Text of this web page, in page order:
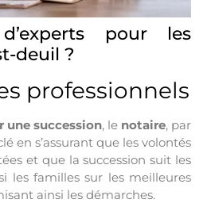
pour les
deuil ?
professionnels
une succession, le notaire, par
en s’assurant que les volontés
et que la succession suit les
les familles sur les meilleures
ainsi les démarches.